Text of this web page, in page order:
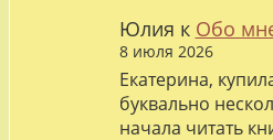
Юлия к Обо
8 июля 2026
Екатерина,
буквально
начала читать